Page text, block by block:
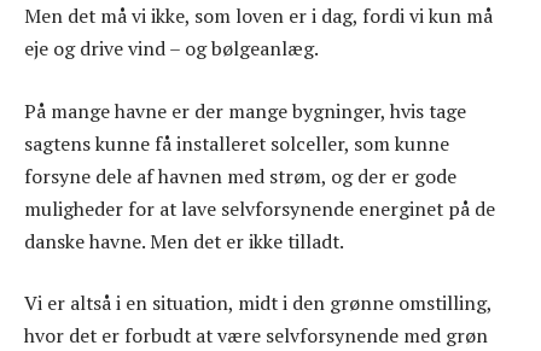
Men det må vi ikke, som loven er i dag, fordi vi kun må
eje og drive vind – og bølgeanlæg.
På mange havne er der mange bygninger, hvis tage
sagtens kunne få installeret solceller, som kunne
forsyne dele af havnen med strøm, og der er gode
muligheder for at lave selvforsynende energinet på de
danske havne. Men det er ikke tilladt.
Vi er altså i en situation, midt i den grønne omstilling,
hvor det er forbudt at være selvforsynende med grøn